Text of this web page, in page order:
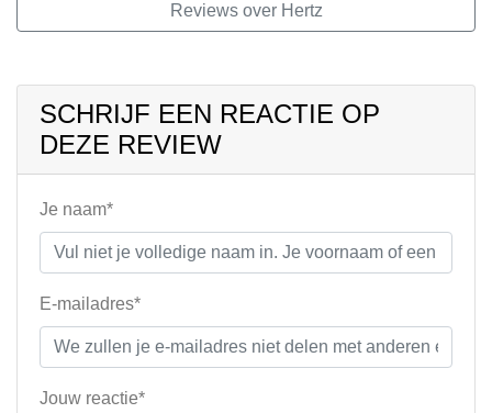
Reviews over Hertz
SCHRIJF EEN REACTIE OP
DEZE REVIEW
Je naam*
E-mailadres*
Jouw reactie*